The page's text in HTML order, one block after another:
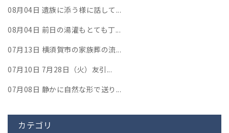
08月04日 遺族に添う様に話して...
08月04日 前日の湯灌もとても丁...
07月13日 横須賀市の家族葬の流...
07月10日 7月28日（火）友引...
07月08日 静かに自然な形で送り...
カテゴリ